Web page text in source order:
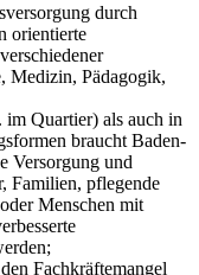
durch
orientierte
Medizin, Pädagogik,
Quartier) als auch in
braucht Baden-
Versorgung und
Familien, pflegende
Menschen mit
Fachkräftemangel